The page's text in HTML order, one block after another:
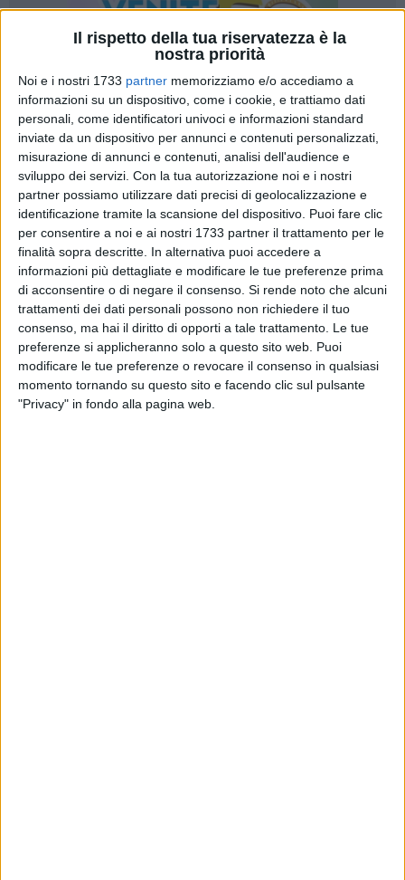
Il rispetto della tua riservatezza è la
nostra priorità
Noi e i nostri 1733 partner memorizziamo e/o accediamo a
informazioni su un dispositivo, come i cookie, e trattiamo dati
personali, come identificatori univoci e informazioni standard
inviate da un dispositivo per annunci e contenuti personalizzati,
misurazione di annunci e contenuti, analisi dell'audience e
sviluppo dei servizi. Con la tua autorizzazione noi e i nostri
partner possiamo utilizzare dati precisi di geolocalizzazione e
identificazione tramite la scansione del dispositivo. Puoi fare clic
per consentire a noi e ai nostri 1733 partner il trattamento per le
finalità sopra descritte. In alternativa puoi accedere a
informazioni più dettagliate e modificare le tue preferenze prima
di acconsentire o di negare il consenso. Si rende noto che alcuni
trattamenti dei dati personali possono non richiedere il tuo
consenso, ma hai il diritto di opporti a tale trattamento. Le tue
preferenze si applicheranno solo a questo sito web. Puoi
modificare le tue preferenze o revocare il consenso in qualsiasi
momento tornando su questo sito e facendo clic sul pulsante
"Privacy" in fondo alla pagina web.
2
Dare seguito alla vittoria di Bisceglie e lasciare alle spalle
definitivamente il piccolo momento negativo. La Grimal
Futsal Barletta affronterà la Volare Polignano al PalaBorgia
nella decima giornata di Serie C1. Squadra ostica quella
barese, a soli tre punti dai biancorossi e a ridosso della zona
playoff. Sarà un match duro, da affrontare con la massima
concentrazione e davanti a un pubblico sempre caloroso
come quello barlettano.